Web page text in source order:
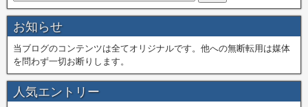
お知らせ
当ブログのコンテンツは全てオリジナルです。他への無断転用は媒体
を問わず一切お断りします。
人気エントリー